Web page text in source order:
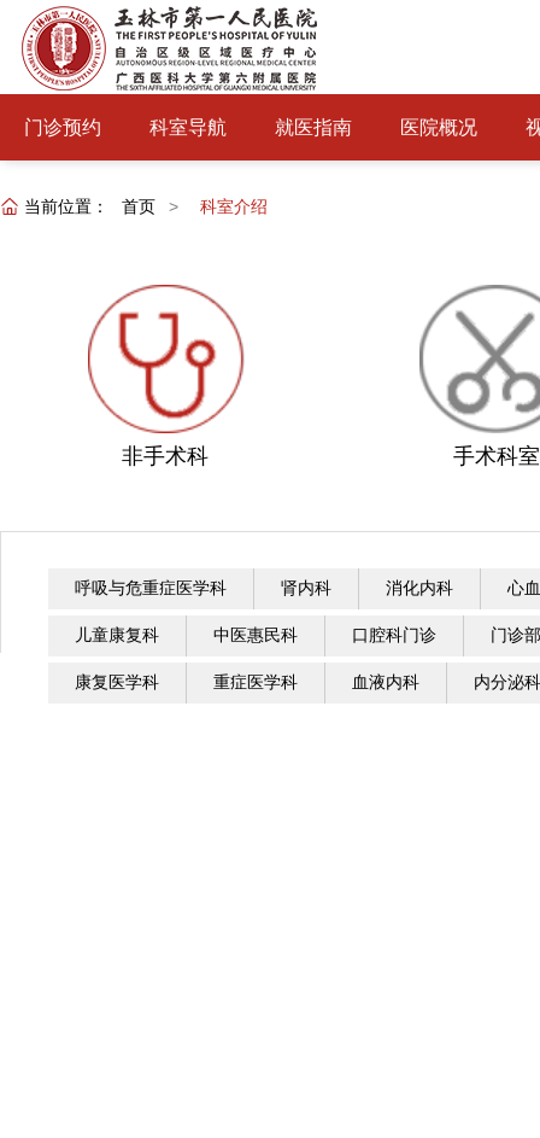
门诊预约 科室导航 就医指南 医院概况
当前位置： 首页 > 科室介绍
非手术科 手术科室
呼吸与危重症医学科 肾内科 消化内科 心
儿童康复科 中医惠民科 口腔科门诊 门诊部
康复医学科 重症医学科 血液内科 内分泌科